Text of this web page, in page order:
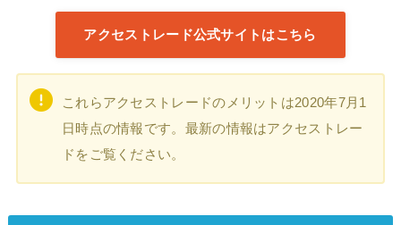
アクセストレード公式サイトはこちら
これらアクセストレードのメリットは2020年7月1
日時点の情報です。最新の情報はアクセストレー
ドをご覧ください。